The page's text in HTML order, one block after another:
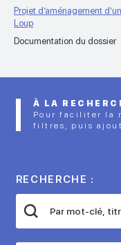
Projet d’aménagement
Loup
Documentation du dossier
À LA
Pour faciliter la
filtres, puis
RECHERCHE :